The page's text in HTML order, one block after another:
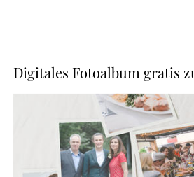
Digitales Fotoalbum gratis